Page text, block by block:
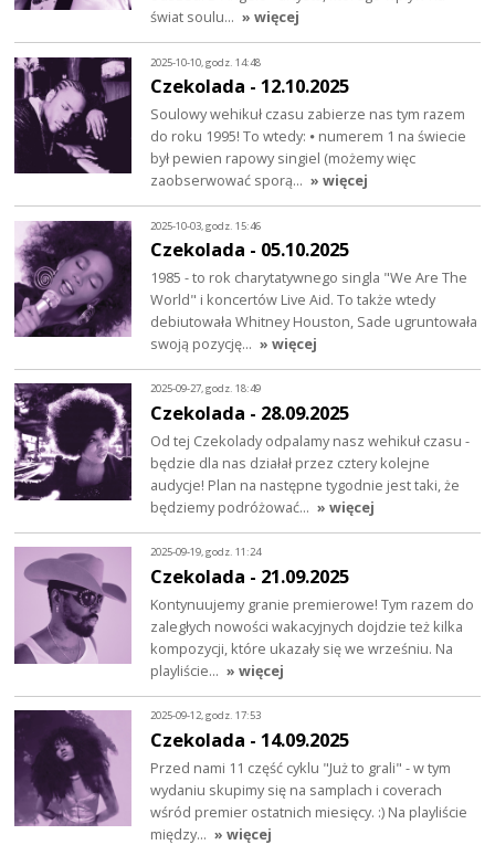
świat soulu… » więcej
2025-10-10, godz. 14:48
Czekolada - 12.10.2025
Soulowy wehikuł czasu zabierze nas tym razem
do roku 1995! To wtedy: ⦁ numerem 1 na świecie
był pewien rapowy singiel (możemy więc
zaobserwować sporą… » więcej
2025-10-03, godz. 15:46
Czekolada - 05.10.2025
1985 - to rok charytatywnego singla "We Are The
World" i koncertów Live Aid. To także wtedy
debiutowała Whitney Houston, Sade ugruntowała
swoją pozycję… » więcej
2025-09-27, godz. 18:49
Czekolada - 28.09.2025
Od tej Czekolady odpalamy nasz wehikuł czasu -
będzie dla nas działał przez cztery kolejne
audycje! Plan na następne tygodnie jest taki, że
będziemy podróżować… » więcej
2025-09-19, godz. 11:24
Czekolada - 21.09.2025
Kontynuujemy granie premierowe! Tym razem do
zaległych nowości wakacyjnych dojdzie też kilka
kompozycji, które ukazały się we wrześniu. Na
playliście… » więcej
2025-09-12, godz. 17:53
Czekolada - 14.09.2025
Przed nami 11 część cyklu "Już to grali" - w tym
wydaniu skupimy się na samplach i coverach
wśród premier ostatnich miesięcy. :) Na playliście
między… » więcej